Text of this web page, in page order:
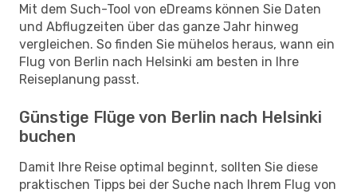
Mit dem Such-Tool von eDreams können Sie Daten
und Abflugzeiten über das ganze Jahr hinweg
vergleichen. So finden Sie mühelos heraus, wann ein
Flug von Berlin nach Helsinki am besten in Ihre
Reiseplanung passt.
Günstige Flüge von Berlin nach Helsinki
buchen
Damit Ihre Reise optimal beginnt, sollten Sie diese
praktischen Tipps bei der Suche nach Ihrem Flug von